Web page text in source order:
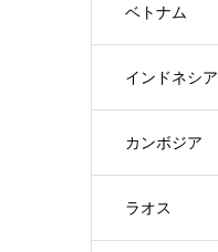
ベトナム
インドネシア
カンボジア
ラオス